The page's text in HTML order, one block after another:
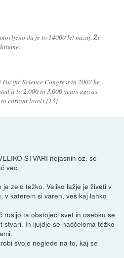
da je to 14000 let nazaj. Že
Science Congress in 2007 he
it to 2,000 to 3,000 years ago as
to current levels.[13]
STVARI nejasnih oz. se
več.
zelo težko. Veliko lažje je živeti v
v katerem si varen, veš kaj lahko
rušijo ta obstoječi svet in osebku se
stvari. In ljujdje se naćčeloma težko
svoje neglede na to, kaj se